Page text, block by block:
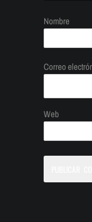
Nombre
Correo
Web